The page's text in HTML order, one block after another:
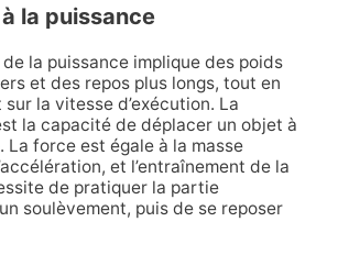
la puissance
de la puissance implique des poids
et des repos plus longs, tout en
la vitesse d’exécution. La
la capacité de déplacer un objet à
La force est égale à la masse
et l’entraînement de la
de pratiquer la partie
soulèvement, puis de se reposer